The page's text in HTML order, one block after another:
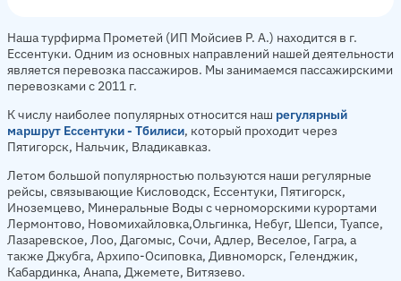
Наша турфирма Прометей (ИП Мойсиев Р. А.) находится в г.
Ессентуки. Одним из основных направлений нашей деятельности
является перевозка пассажиров. Мы занимаемся пассажирскими
перевозками с 2011 г.
К числу наиболее популярных относится наш регулярный
маршрут Ессентуки - Тбилиси, который проходит через
Пятигорск, Нальчик, Владикавказ.
Летом большой популярностью пользуются наши регулярные
рейсы, связывающие Кисловодск, Ессентуки, Пятигорск,
Иноземцево, Минеральные Воды с черноморскими курортами
Лермонтово, Новомихайловка,Ольгинка, Небуг, Шепси, Туапсе,
Лазаревское, Лоо, Дагомыс, Сочи, Адлер, Веселое, Гагра, а
также Джубга, Архипо-Осиповка, Дивноморск, Геленджик,
Кабардинка, Анапа, Джемете, Витязево.